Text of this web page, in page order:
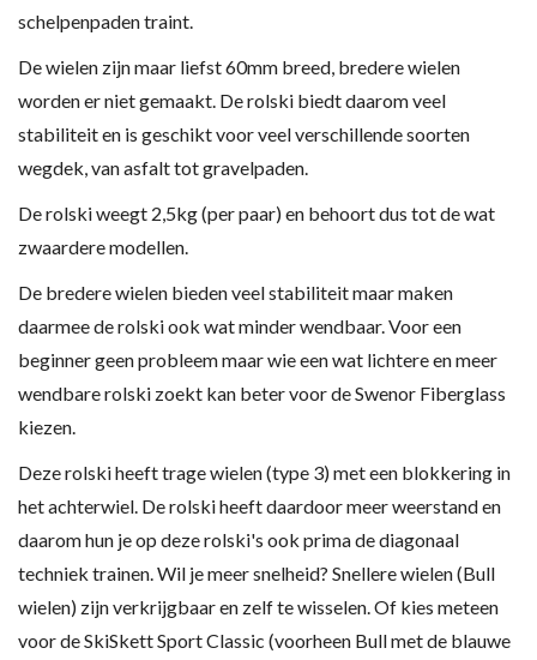
schelpenpaden traint.
De wielen zijn maar liefst 60mm breed, bredere wielen
worden er niet gemaakt. De rolski biedt daarom veel
stabiliteit en is geschikt voor veel verschillende soorten
wegdek, van asfalt tot gravelpaden.
De rolski weegt 2,5kg (per paar) en behoort dus tot de wat
zwaardere modellen.
De bredere wielen bieden veel stabiliteit maar maken
daarmee de rolski ook wat minder wendbaar. Voor een
beginner geen probleem maar wie een wat lichtere en meer
wendbare rolski zoekt kan beter voor de Swenor Fiberglass
kiezen.
Deze rolski heeft trage wielen (type 3) met een blokkering in
het achterwiel. De rolski heeft daardoor meer weerstand en
daarom hun je op deze rolski's ook prima de diagonaal
techniek trainen. Wil je meer snelheid? Snellere wielen (Bull
wielen) zijn verkrijgbaar en zelf te wisselen. Of kies meteen
voor de SkiSkett Sport Classic (voorheen Bull met de blauwe